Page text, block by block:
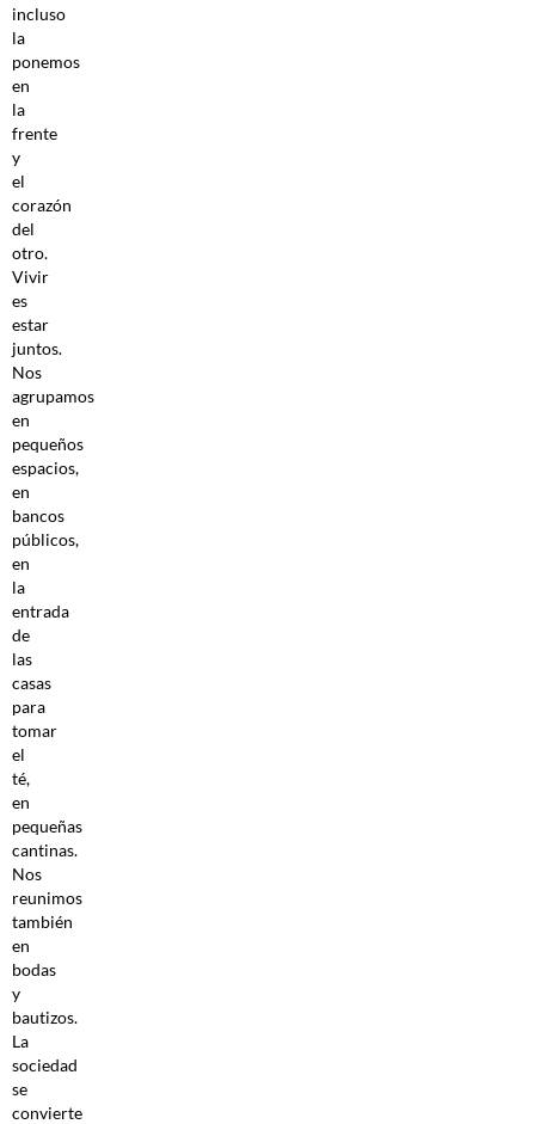
incluso
la
ponemos
en
la
frente
y
el
corazón
del
otro.
Vivir
es
estar
juntos.
Nos
agrupamos
en
pequeños
espacios,
en
bancos
públicos,
en
la
entrada
de
las
casas
para
tomar
el
té,
en
pequeñas
cantinas.
Nos
reunimos
también
en
bodas
y
bautizos.
La
sociedad
se
convierte